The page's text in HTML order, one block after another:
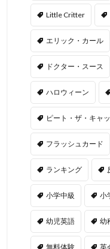
Little Critter
エリック・カール
ドクター・スース
ハロウィーン
ピート・ザ・キャ
フラッシュカード
ランキング
小学中級 小
幼児英語 幼
無料体験 英